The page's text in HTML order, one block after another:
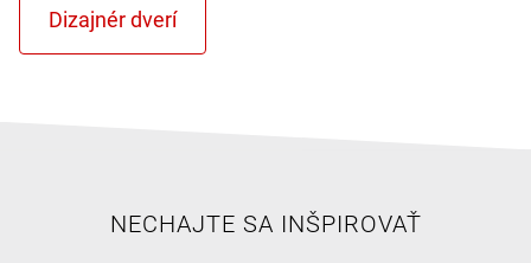
NECHAJTE SA INŠPIROVAŤ